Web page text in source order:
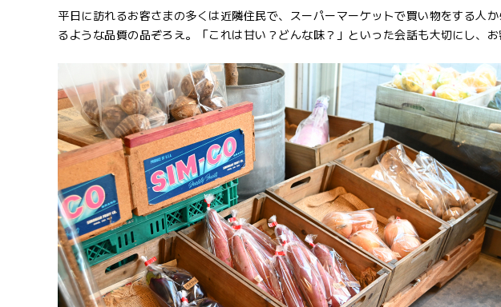
平日に訪れるお客さまの多くは近隣住民で、スーパーマーケットで買い物をする人
るような品質の品ぞろえ。「これは甘い？どんな味？」といった会話も大切にし、